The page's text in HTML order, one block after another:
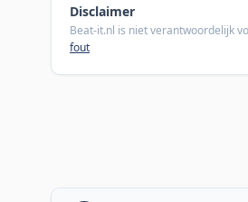
Disclaimer
Beat-it.nl is niet verantwoordelijk
fout